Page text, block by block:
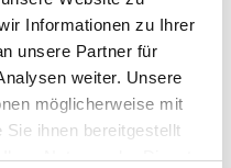
Informationen zu Ihrer
unsere Partner für
weiter. Unsere
möglicherweise mit
ihnen bereitgestellt
Nutzung der Dienste